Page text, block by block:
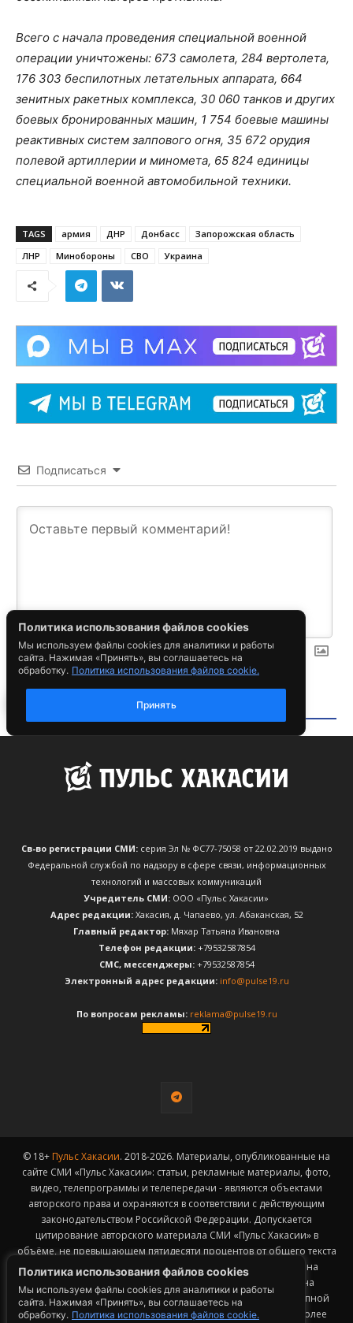
Политика использования файлов cookies
Мы используем файлы cookies для аналитики и работы
сайта. Нажимая «Принять», вы соглашаетесь на
обработку. Политика использования файлов cookie.
Св-во регистрации СМИ:серия Эл № ФС77-75058 от 22.02.2019 выдано
Федеральной службой по надзору в сфере связи, информационных
технологий и массовых коммуникаций
Учредитель СМИ: ООО «Пульс Хакасии»
Адрес редакции:Хакасия, д. Чапаево, ул. Абаканская, 52
Главный редактор: Мяхар Татьяна Ивановна
Телефон редакции:+79532587854
CМС, мессенджеры:+79532587854
Электронный адрес редакции: info@pulse19.ru
По вопросам рекламы: reklama@pulse19.ru
© 18+ Пульс Хакасии. 2018-2026. Материалы, опубликованные на
сайте СМИ «Пульс Хакасии»: статьи, рекламные материалы, фото,
видео, телепрограммы и телепередачи - являются объектами
авторского права и охраняются в соответствии с действующим
законодательством Российской Федерации. Допускается
цитирование авторского материала СМИ «Пульс Хакасии» в
объёме, не превышающем пятидесяти процентов от общего текста
публикации с обязательным размещением гиперссылки на
страницу заимствования материала. Гиперссылка должна
размещаться в тексте цитируемого материала и быть доступной
для индексации поисковыми системами. Заимствование более